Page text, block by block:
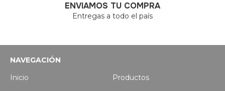
ENVIAMOS TU COMPRA
Entregas a todo el país
NAVEGACIÓN
Inicio
Productos